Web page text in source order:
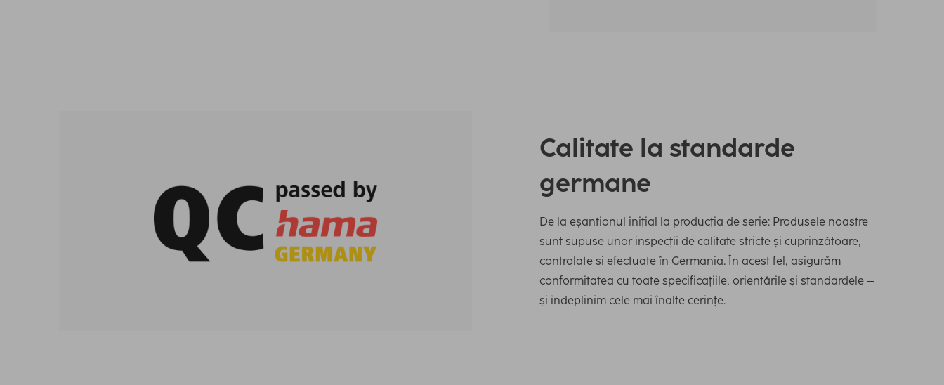
Calitate la standarde
germane
De la eșantionul inițial la producția de serie: Produsele noastre
sunt supuse unor inspecții de calitate stricte și cuprinzătoare,
controlate și efectuate în Germania. În acest fel, asigurăm
conformitatea cu toate specificațiile, orientările și standardele –
și îndeplinim cele mai înalte cerințe.